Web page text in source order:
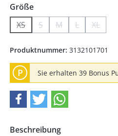
Größeauswählen
XS(Diese Option ist zurzeit nicht
S(Diese Option ist
M(Diese Option ist
L(Diese
XL
Produktnummer: 3132101701
P Sie erhalten 39 Bonus
Beschreibung